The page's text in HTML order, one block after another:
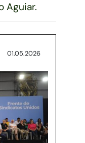
Aguiar.
01.05.2026